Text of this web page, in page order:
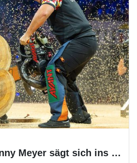
Regio TV | Danny Meyer sägt sich ins Glück